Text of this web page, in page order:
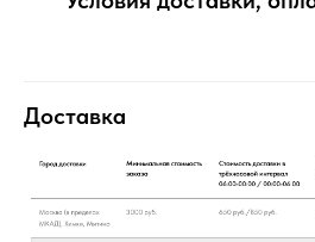
Доставка